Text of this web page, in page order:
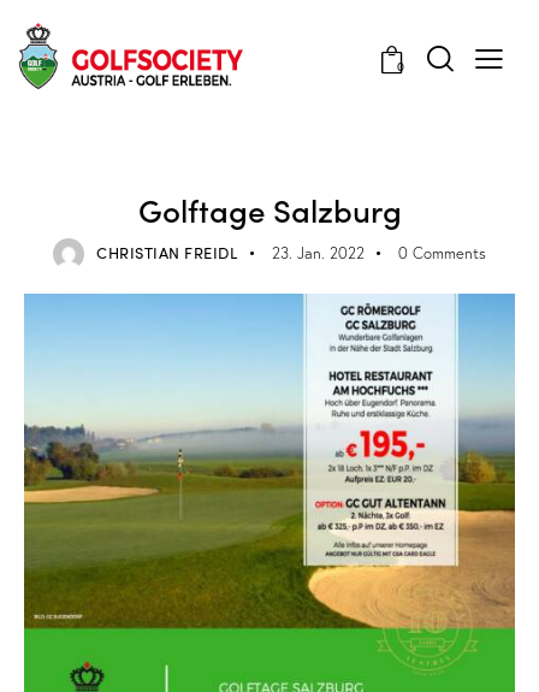
0
Golftage Salzburg
CHRISTIAN FREIDL 23. Jan. 2022 0 Comments